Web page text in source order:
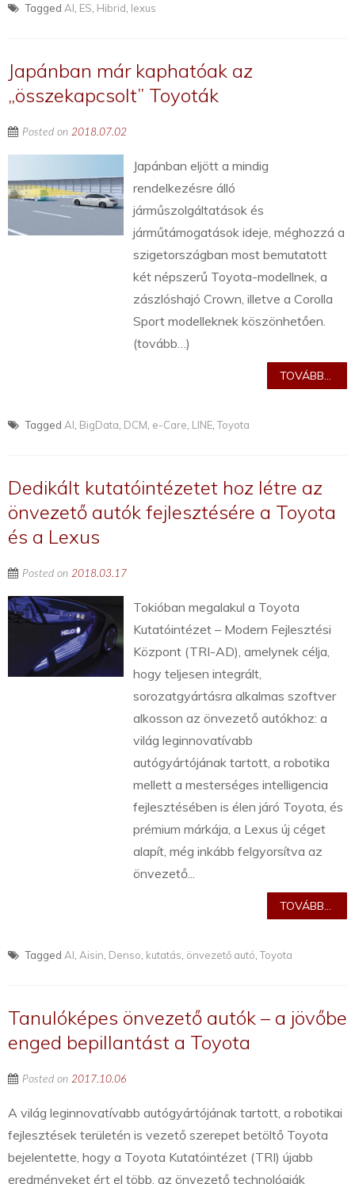
Tagged AI ES Hibrid lexus
Japánban már kaphatóak az
„összekapcsolt” Toyoták
Posted on 2018.07.02
Japánban eljött a mindig
rendelkezésre álló
járműszolgáltatások és
járműtámogatások ideje, méghozzá a
szigetországban most bemutatott
két népszerű Toyota-modellnek, a
zászlóshajó Crown, illetve a Corolla
Sport modelleknek köszönhetően.
(tovább…)
TOVÁBB...
Tagged AI BigData DCM e-Care LINE ,Toyota
Dedikált kutatóintézetet hoz létre az
önvezető autók fejlesztésére a Toyota
és a Lexus
Posted on 2018.03.17
Tokióban megalakul a Toyota
Kutatóintézet – Modern Fejlesztési
Központ (TRI-AD), amelynek célja,
hogy teljesen integrált,
sorozatgyártásra alkalmas szoftver
alkosson az önvezető autókhoz: a
világ leginnovatívabb
autógyártójának tartott, a robotika
mellett a mesterséges intelligencia
fejlesztésében is élen járó Toyota, és
prémium márkája, a Lexus új céget
alapít, még inkább felgyorsítva az
önvezető...
TOVÁBB...
Tagged AI Aisin Denso kutatás önvezető autó ,Toyota
Tanulóképes önvezető autók – a jövőbe
enged bepillantást a Toyota
Posted on 2017.10.06
A világ leginnovatívabb autógyártójának tartott, a robotikai
fejlesztések területén is vezető szerepet betöltő Toyota
bejelentette, hogy a Toyota Kutatóintézet (TRI) újabb
eredményeket ért el több, az önvezető technológiák